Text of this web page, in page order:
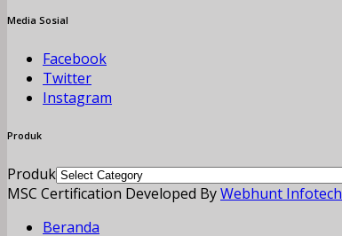
Media Sosial
Facebook
Twitter
Instagram
Produk
Produk
MSC Certification Developed ByWebhunt Infotech
Beranda